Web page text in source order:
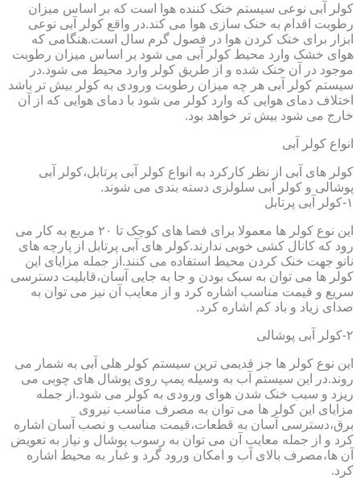
کولر آبی نوعی سیستم خنک کننده هوا است که بر اساس میزان
رطوبت اقدام به خنک سازی هوا می کند.در واقع کولر آبی نوعی
ابزار برای خنک کردن هوا در فصول گرم سال است.هنگامی که
هوای خشک وارد محیط کولر آبی می شود بر اساس میزان رطوبت
موجود در آن خنک شده و از طریق کولر وارد محیط می شود.در
سیستم کولر آبی هر چه میزان رطوبت ورودی به کولر بیش تر باشد
اختلاف دمای هوایی که وارد کولر می شود با دمای هوایی که از آن
خارج می شود بیش تر خواهد بود.
انواع کولر آبی
کولر های آبی از نظر کارکرد به انواع کولر آبی پرتابل،کولر آبی
پوشالی و کولر آبی سلولزی دسته بندی می شوند.
۱-کولر آبی پرتابل
این نوع کولر ها معمولا برای فضا های کوچک تا ۲۰ مربع به کار می
رود که کانال کشی خوبی ندارند.کولر های آبی پرتابل از پارچه های
نانو جهت خنک کردن محیط استفاده می کنند.از جمله مزایای این
کولر ها می توان به سبک بودن و جا به جایی آسان،قابلیت دسترسی
سریع و قیمت مناسب اشاره کرد و از معایب آن نیز می توان به
صدای زیاد و باد کم اشاره کرد.
۲-کولر آبی پوشالی
این نوع کولر ها جز قدیمی ترین سیستم کولر هلی آبی به شمار می
روند.در این سیستم آب به وسیله پمپ روی پوشال های چوبی می
ریزد و سبب خنک شدن هوای ورودی به کولر می شود.از جمله
مزایای این کولر ها می توان به مصرف مناسب نیروی
برق،دسترسی آسان به قطعات،قیمت مناسب و نصب آسان اشاره
کرد و از جمله معایب آن می توان به رسوب پوشال و نیاز به تعویض
آن ها،مصرف بالای آب و امکان ورود گرد و غبار به محیط اشاره
کرد.